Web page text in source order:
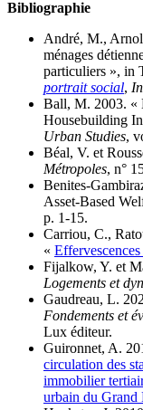
Bibliographie
André, M.,
ménages
particuliers », in
portrait social,
Ball, M. 2003. «
Housebuilding
Urban Studies,
Béal, V. et
Métropoles, n°
Benites-
Asset-Based
p. 1‑15.
Carriou, C.,
«
Fijalkow, Y. et
Logements et
Gaudreau, L.
Fondements et
Lux éditeur.
Guironnet, A.
circulation des
immobilier
urbain du Grand